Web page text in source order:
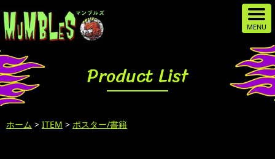
Product List
ホーム > ITEM > ポスター/書籍